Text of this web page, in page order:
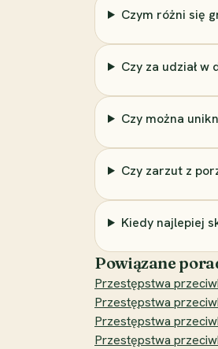
Czym różni się
Czy za udział
Czy można
Czy zarzut z
Kiedy najlepiej
Powiązane
Przestępstwa
Przestępstwa
Przestępstwa
Przestępstwa